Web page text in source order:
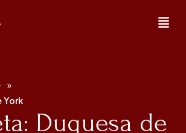
»
York
Duquesa de